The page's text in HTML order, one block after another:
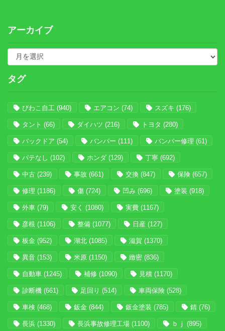
アーカイブ
タグ
びわこ自工 (940) エアコン (74) スズキ (176)
タント (66) ダイハツ (216) トヨタ (280)
バックドア (54) バンパー (111) バンパー修理 (61)
パテなし (102) ホンダ (129) 丁寧 (692)
中古 (239) 事故 (661) 交換 (847) 保険 (657)
修理 (1186) 傷 (724) 凹み (696) 塗装 (918)
外車 (79) 安く (1080) 実費 (1167)
彦根 (1106) 整備 (1077) 日産 (127)
板金 (952) 湖北 (1085) 滋賀 (1370)
異音 (153) 米原 (1150) 緻密 (836)
自動車 (1245) 補修 (1090) 見積 (1170)
診断機 (661) 足回り (514) 車両保険 (528)
車検 (468) 鈑金 (844) 鈑金塗装 (785) 錆 (76)
長浜 (1330) 長浜事故修理工場 (1100) ｂｊ (895)